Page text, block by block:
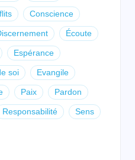
Conscience
Écoute
Espérance
soi Evangile
Paix Pardon
Responsabilité Sens